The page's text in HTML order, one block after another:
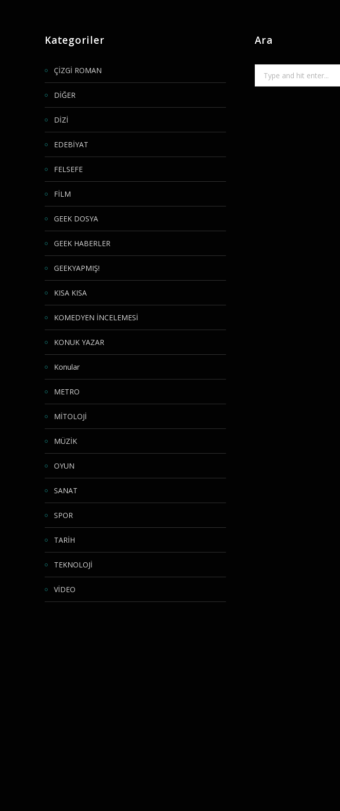
Kategoriler
ÇİZGİ ROMAN
DİĞER
DİZİ
EDEBİYAT
FELSEFE
FİLM
GEEK DOSYA
GEEK HABERLER
GEEKYAPMIŞ!
KISA KISA
KOMEDYEN İNCELEMESİ
KONUK YAZAR
Konular
METRO
MİTOLOJİ
MÜZİK
OYUN
SANAT
SPOR
TARİH
TEKNOLOJİ
VİDEO
Ara
for: